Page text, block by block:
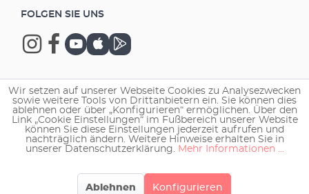
FOLGEN SIE UNS
Copyright © 2026 EHEIM GmbH & Co. KG.
Wir setzen auf unserer Webseite Cookies zu Analysezwecken
sowie weitere Tools von Drittanbietern ein. Sie können dies
ablehnen oder über „Konfigurieren“ ermöglichen. Über den
Link „Cookie Einstellungen“ im Fußbereich unserer Website
können Sie diese Einstellungen jederzeit aufrufen und
nachträglich ändern. Weitere Hinweise erhalten Sie in
unserer Datenschutzerklärung. Mehr Informationen ...
Ablehnen Konfigurieren